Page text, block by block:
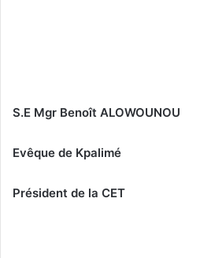
S.E Mgr Benoît ALOWOUNOU
Evêque de Kpalimé
Président de la CET